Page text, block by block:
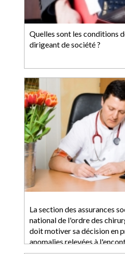
Quelles sont les conditions
dirigeant de société ?
La section des assurances
national de l'ordre des
doit motiver sa décision en
anomalies relevées à